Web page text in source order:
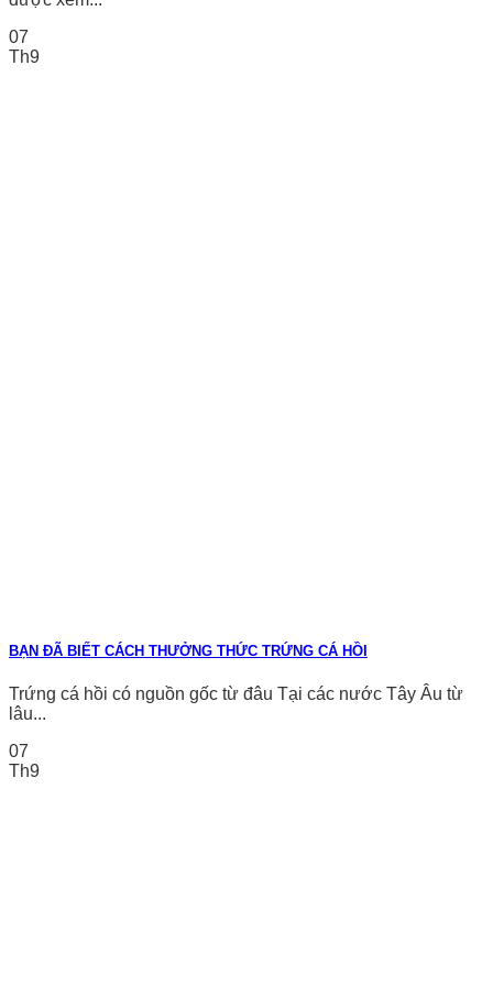
07
Th9
BẠN ĐÃ BIẾT CÁCH THƯỞNG THỨC TRỨNG CÁ HỒI
Trứng cá hồi có nguồn gốc từ đâu Tại các nước Tây Âu từ
lâu...
07
Th9